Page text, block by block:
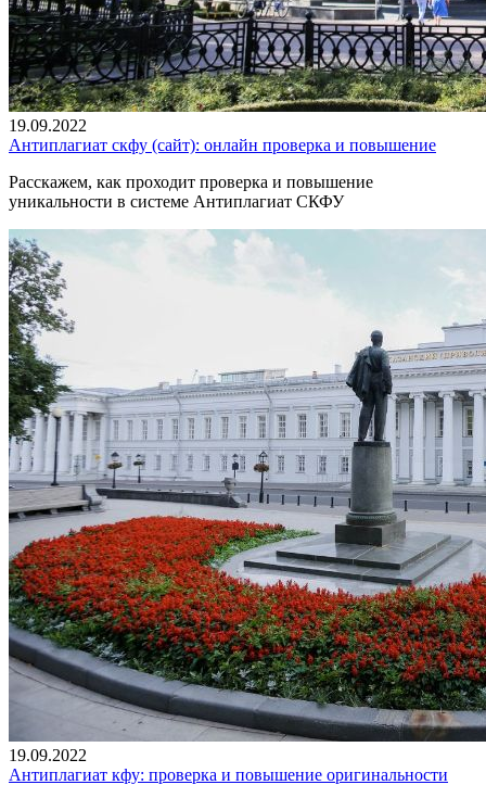
19.09.2022
Антиплагиат скфу (сайт): онлайн проверка и повышение
Расскажем, как проходит проверка и повышение
уникальности в системе Антиплагиат СКФУ
19.09.2022
Антиплагиат кфу: проверка и повышение оригинальности